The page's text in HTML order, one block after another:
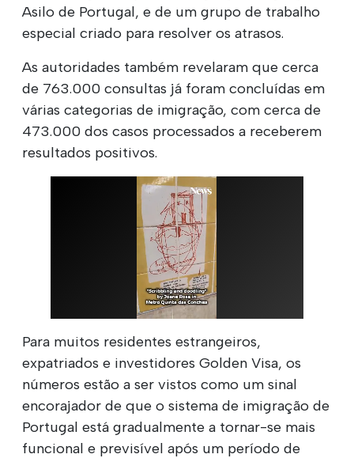
Asilo de Portugal, e de um grupo de trabalho
especial criado para resolver os atrasos.
As autoridades também revelaram que cerca
de 763.000 consultas já foram concluídas em
várias categorias de imigração, com cerca de
473.000 dos casos processados a receberem
resultados positivos.
Para muitos residentes estrangeiros,
expatriados e investidores Golden Visa, os
números estão a ser vistos como um sinal
encorajador de que o sistema de imigração de
Portugal está gradualmente a tornar-se mais
funcional e previsível após um período de